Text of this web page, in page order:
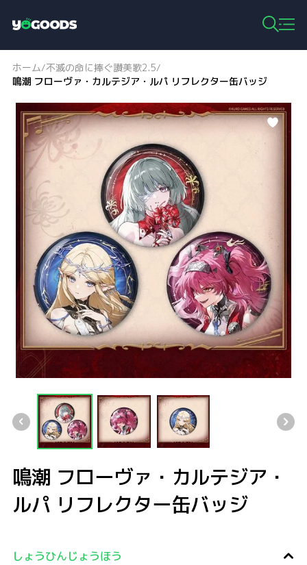
o
g
o
o
ホーム/不滅の命に捧ぐ讃美歌2.5/
鳴潮 フローヴァ・カルテジア・ルパ リフレクター缶バッジ
鳴潮 フローヴァ・カルテジア・
ルパ リフレクター缶バッジ
しょうひんじょうほう